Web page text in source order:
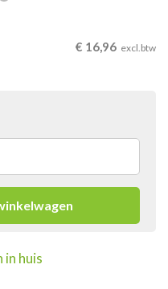
€ 16,96 excl.btw
huis